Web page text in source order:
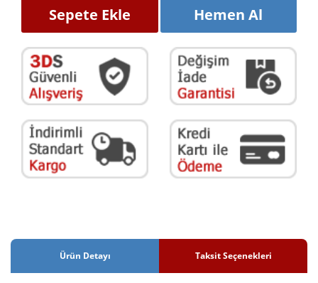
Sepete Ekle Hemen Al
Ürün Detayı Taksit Seçenekleri